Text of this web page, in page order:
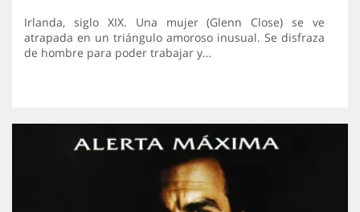
Irlanda, siglo XIX. Una mujer (Glenn Close) se ve
atrapada en un triángulo amoroso inusual. Se disfraza
de hombre para poder trabajar y…